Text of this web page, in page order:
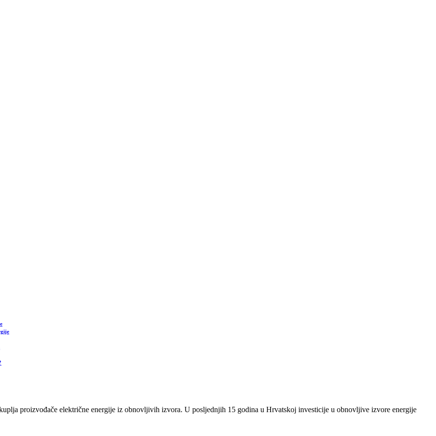
proizvođače električne energije iz obnovljivih izvora. U posljednjih 15 godina u Hrvatskoj investicije u obnovljive izvore energije